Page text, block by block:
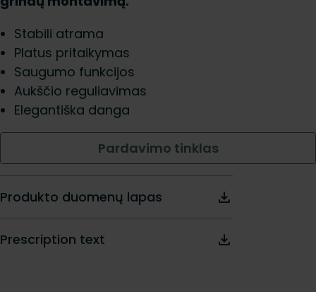
Stabili atrama
Platus pritaikymas
Saugumo funkcijos
Aukščio reguliavimas
Elegantiška danga
Pardavimo tinklas
Produkto duomenų lapas
Prescription text